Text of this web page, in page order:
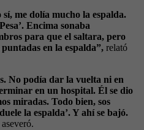
me dolía mucho la espalda.
Encima sonaba
para que el saltara, pero
en la espalda”, relató
No podía dar la vuelta ni en
en un hospital. Él se dio
miradas. Todo bien, sos
la espalda’. Y ahí se bajó.
aseveró.